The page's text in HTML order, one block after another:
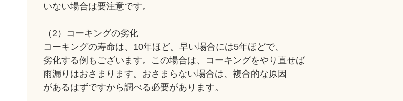
いない場合は要注意です。
（2）コーキングの劣化
コーキングの寿命は、10年ほど。早い場合には5年ほどで、
劣化する例もございます。この場合は、コーキングをやり直せば
雨漏りはおさまります。おさまらない場合は、複合的な原因
があるはずですから調べる必要があります。